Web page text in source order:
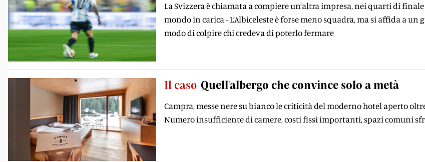
La Svizzera è chiamata a compiere un’altra impresa, nei quarti di
mondo in carica - L’Albiceleste è forse meno squadra, ma si affida a
modo di colpire chi credeva di poterlo fermare
Il caso Quell'albergo che convince solo a metà
Campra, messe nere su bianco le criticità del moderno hotel aperto
Numero insufficiente di camere, costi fissi importanti, spazi comuni